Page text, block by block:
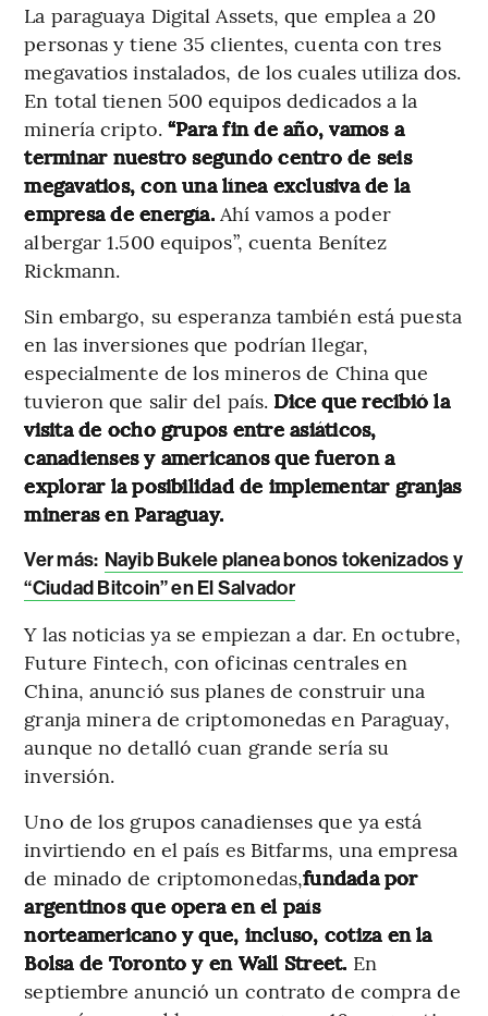
La paraguaya Digital Assets, que emplea a 20
personas y tiene 35 clientes, cuenta con tres
megavatios instalados, de los cuales utiliza dos.
En total tienen 500 equipos dedicados a la
minería cripto. “Para fin de año, vamos a
terminar nuestro segundo centro de seis
megavatios, con una línea exclusiva de la
empresa de energía.Ahí vamos a poder
albergar 1.500 equipos”, cuenta Benítez
Rickmann.
Sin embargo, su esperanza también está puesta
en las inversiones que podrían llegar,
especialmente de los mineros de China que
tuvieron que salir del país. Dice que recibió la
visita de ocho grupos entre asiáticos,
canadienses y americanos que fueron a
explorar la posibilidad de implementar granjas
mineras en Paraguay.
Ver más: Nayib Bukele planea bonos tokenizados y
“Ciudad Bitcoin” en El Salvador
Y las noticias ya se empiezan a dar. En octubre,
Future Fintech, con oficinas centrales en
China, anunció sus planes de construir una
granja minera de criptomonedas en Paraguay,
aunque no detalló cuan grande sería su
inversión.
Uno de los grupos canadienses que ya está
invirtiendo en el país es Bitfarms, una empresa
de minado de criptomonedas,fundada por
argentinos que opera en el país
norteamericano y que, incluso, cotiza en la
Bolsa de Toronto y en Wall Street. En
septiembre anunció un contrato de compra de